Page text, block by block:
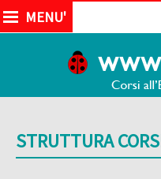
MENU'
STRUTTURA